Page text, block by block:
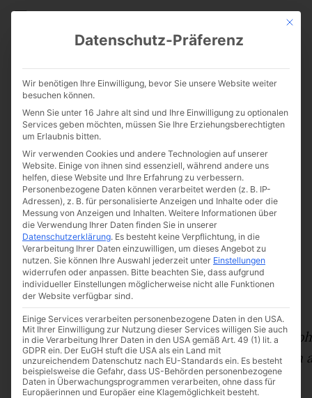
CATHWALK.DE
Der Heilige Geist ist keine
Sparflamme
Von The Cathwalk
15. Mai 2016
0:00
Würde man sich mit einem
wahllos Passanten fragen, was man
wahrscheinlich folgende Antworten zu hören:
Mit
Datenschutz-Präferenz
Wir benötigen Ihre Einwilligung, bevor Sie unsere Website weiter
besuchen können.
Wenn Sie unter 16 Jahre alt sind und Ihre Einwilligung zu optionalen
Services geben möchten, müssen Sie Ihre Erziehungsberechtigten
um Erlaubnis bitten.
Wir verwenden Cookies und andere Technologien auf unserer
Website. Einige von ihnen sind essenziell, während andere uns
helfen, diese Website und Ihre Erfahrung zu verbessern.
Personenbezogene Daten können verarbeitet werden (z. B. IP-
Adressen), z. B. für personalisierte Anzeigen und Inhalte oder die
Messung von Anzeigen und Inhalten. Weitere Informationen über
die Verwendung Ihrer Daten finden Sie in unserer
Datenschutzerklärung. Es besteht keine Verpflichtung, in die
Verarbeitung Ihrer Daten einzuwilligen, um dieses Angebot zu
nutzen. Sie können Ihre Auswahl jederzeit unter Einstellungen
widerrufen oder anpassen. Bitte beachten Sie, dass aufgrund
individueller Einstellungen möglicherweise nicht alle Funktionen
der Website verfügbar sind.
Einige Services verarbeiten personenbezogene Daten in den USA.
Mit Ihrer Einwilligung zur Nutzung dieser Services willigen Sie auch
in die Verarbeitung Ihrer Daten in den USA gemäß Art. 49 (1) lit. a
GDPR ein. Der EuGH stuft die USA als ein Land mit
unzureichendem Datenschutz nach EU-Standards ein. Es besteht
beispielsweise die Gefahr, dass US-Behörden personenbezogene
Daten in Überwachungsprogrammen verarbeiten, ohne dass für
Europäerinnen und Europäer eine Klagemöglichkeit besteht.